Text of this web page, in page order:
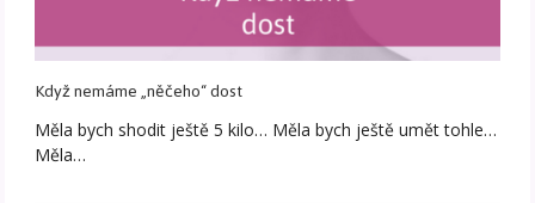
Když nemáme „něčeho“ dost
Měla bych shodit ještě 5 kilo… Měla bych ještě umět tohle…
Měla…